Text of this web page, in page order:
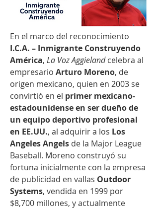
I.C.A. – Inmigrante Construyendo
América, La Voz Aggieland celebra al
empresario Arturo Moreno, de
origen mexicano, quien en 2003 se
convirtió en el primer mexicano-
estadounidense en ser dueño de
un equipo deportivo profesional
en EE.UU., al adquirir a los Los
Angeles Angels de la Major League
Baseball. Moreno construyó su
fortuna inicialmente con la empresa
de publicidad en vallas Outdoor
Systems, vendida en 1999 por